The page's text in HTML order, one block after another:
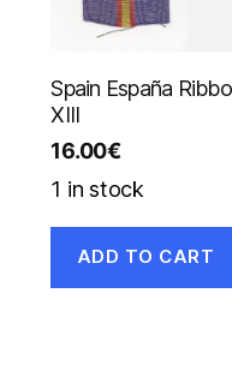
Spain España
XIII
16.00€
1 in stock
ADD TO CART